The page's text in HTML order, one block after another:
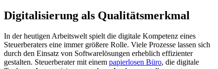
Digitalisierung als Qualitätsmerkmal
In der heutigen Arbeitswelt spielt die digitale Kompetenz eines
Steuerberaters eine immer größere Rolle. Viele Prozesse lassen sich
durch den Einsatz von Softwarelösungen erheblich effizienter
gestalten. Steuerberater mit einem papierlosen Büro, die digitale